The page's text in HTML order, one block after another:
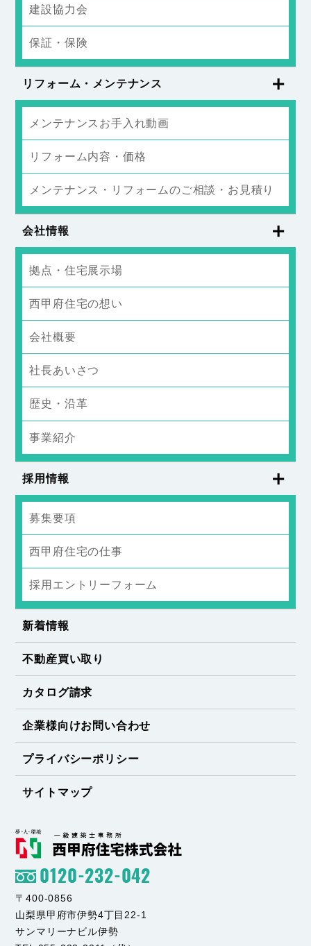
建設協力会
保証・保険
リフォーム・メンテナンス
メンテナンスお手入れ動画
リフォーム内容・価格
メンテナンス・リフォームのご相談・お見積り
会社情報
拠点・住宅展示場
西甲府住宅の想い
会社概要
社長あいさつ
歴史・沿革
事業紹介
採用情報
募集要項
西甲府住宅の仕事
採用エントリーフォーム
新着情報
不動産買い取り
カタログ請求
企業様向けお問い合わせ
プライバシーポリシー
サイトマップ
0120-232-042
〒400-0856
山梨県甲府市伊勢4丁目22-1
サンマリーナビル伊勢